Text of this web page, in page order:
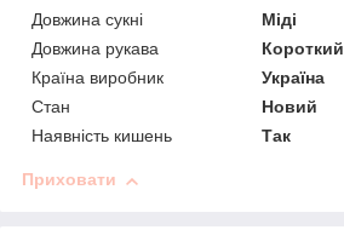
Довжина сукні
Міді
Довжина рукава
Короткий
Країна виробник
Україна
Стан
Новий
Наявність кишень
Так
Приховати